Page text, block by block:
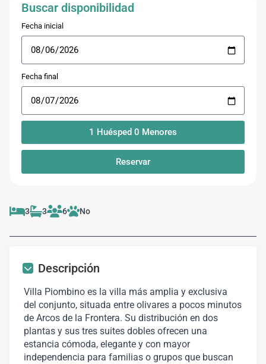
3 3 6 No
Descripción
Villa Piombino es la villa más amplia y exclusiva
del conjunto, situada entre olivares a pocos minutos
de Arcos de la Frontera. Su distribución en dos
plantas y sus tres suites dobles ofrecen una
estancia cómoda, elegante y con mayor
independencia para familias o grupos que buscan
Buscar disponibilidad
Fecha inicial
Fecha final
1 Huésped 0 Menores
Reservar